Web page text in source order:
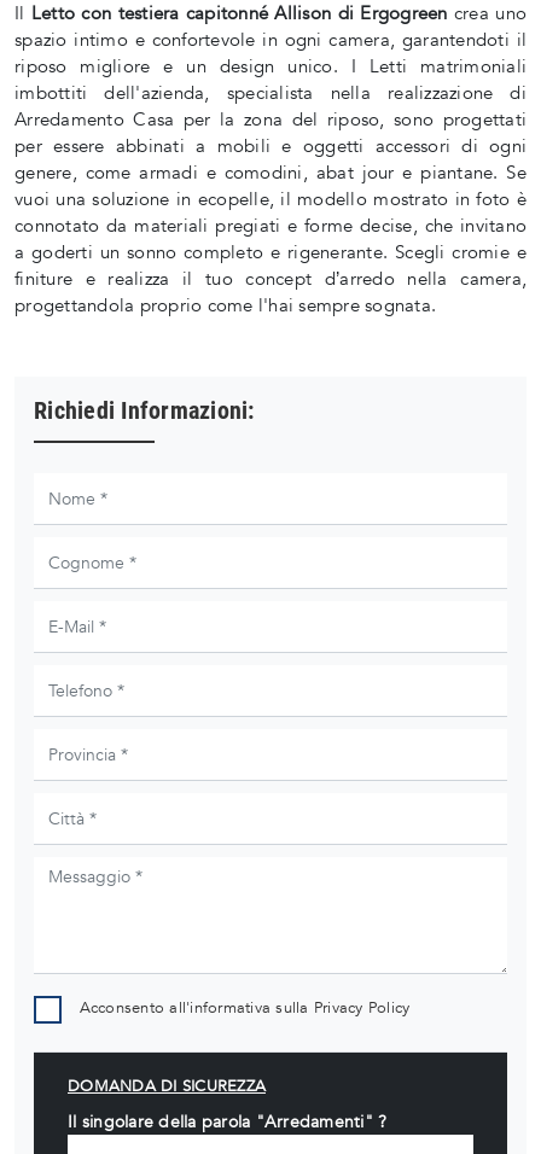
Il Letto con testiera capitonné Allison di Ergogreen crea uno
spazio intimo e confortevole in ogni camera, garantendoti il
riposo migliore e un design unico. I Letti matrimoniali
imbottiti dell'azienda, specialista nella realizzazione di
Arredamento Casa per la zona del riposo, sono progettati
per essere abbinati a mobili e oggetti accessori di ogni
genere, come armadi e comodini, abat jour e piantane. Se
vuoi una soluzione in ecopelle, il modello mostrato in foto è
connotato da materiali pregiati e forme decise, che invitano
a goderti un sonno completo e rigenerante. Scegli cromie e
finiture e realizza il tuo concept d’arredo nella camera,
progettandola proprio come l'hai sempre sognata.
Richiedi Informazioni:
Acconsento all'informativa sulla Privacy Policy
DOMANDA DI SICUREZZA
Il singolare della parola "Arredamenti" ?